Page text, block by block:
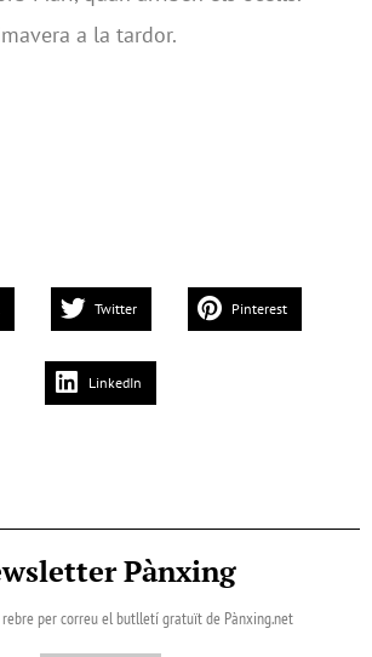
a la tardor.
Twitter Pinterest
LinkedIn
Pànxing
per correu el butlletí gratuït de Pànxing.net​